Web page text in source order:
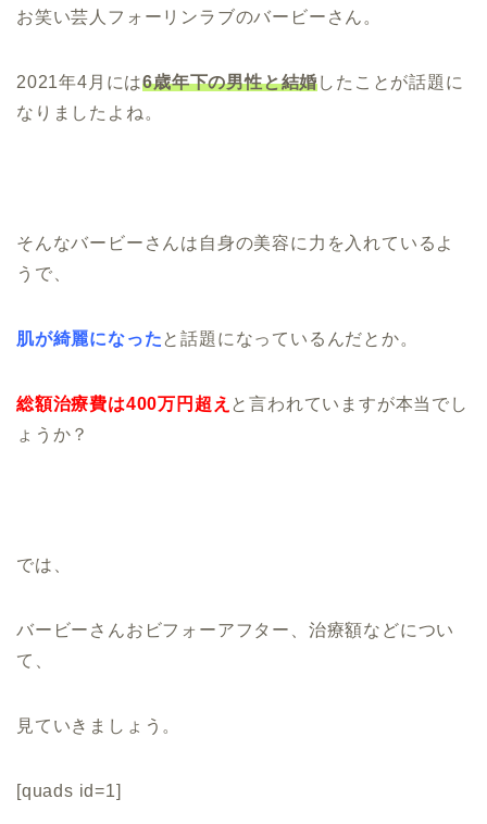
お笑い芸人フォーリンラブのバービーさん。
2021年4月には6歳年下の男性と結婚したことが話題に
なりましたよね。
そんなバービーさんは自身の美容に力を入れているよ
うで、
肌が綺麗になったと話題になっているんだとか。
総額治療費は400万円超え と言われていますが本当でし
ょうか？
では、
バービーさんおビフォーアフター、治療額などについ
て、
見ていきましょう。
[quads id=1]